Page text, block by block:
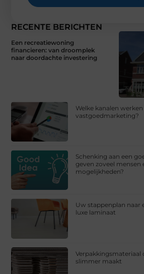
RECENTE BERICHTEN
Een recreatiewoning
financieren: van droomplek
naar doordachte investering
Welke kanalen
vastgoedmarketing?
Schenking aan een
geven zoveel mensen
mogelijkheden?
Uw stappenplan naar
luxe laminaat
Verpakkingsmateriaal
slimmer maakt